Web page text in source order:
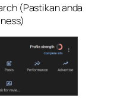
(Pastikan anda